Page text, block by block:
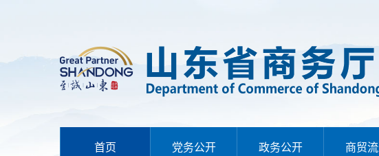
首页 党务公开 政务公开 商贸